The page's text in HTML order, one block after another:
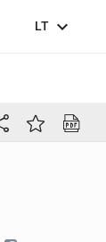
LT expand_more